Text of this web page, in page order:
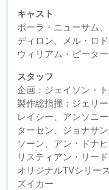
キャスト
ポーラ・ニューサム
ディロン、メル・ロ
ウィリアム・ピータ
スタッフ
企画：ジェイソン・
製作総指揮：ジェリ
レイシー、アンソニ
ターセン、ジョナサ
ソーン、アン・ドナ
リスティアン・リー
オリジナルTVシリー
ズイカー